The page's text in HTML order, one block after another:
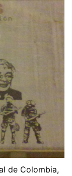
de Colombia,